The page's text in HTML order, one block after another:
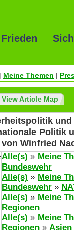
Frieden
| Meine Themen |
View Article Map
und
Politik
von Winfried
Alle(s) » Meine
Bundeswehr
Alle(s) » Meine
Bundeswehr »
Alle(s) » Meine
Regionen
Alle(s) » Meine
Regionen » Asien